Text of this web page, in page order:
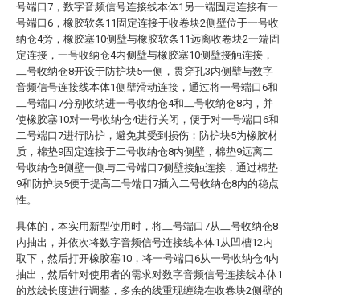
号端口7，数字音频信号连接线本体1另一端固定连接有一
号端口6，橡胶软条11固定连接于收卷块2侧壁位于一号收
纳仓4旁，橡胶塞10侧壁与橡胶软条11远离收卷块2一端固
定连接，一号收纳仓4内侧壁与橡胶塞10侧壁接触连接，
二号收纳仓8开设于防护块5一侧，贯穿孔3内侧壁与数字
音频信号连接线本体1侧壁滑动连接，通过将一号端口6和
二号端口7分别收纳进一号收纳仓4和二号收纳仓8内，并
使橡胶塞10对一号收纳仓4进行关闭，便于对一号端口6和
二号端口7进行防护，避免其受到损伤；防护块5为橡胶材
质，棉垫9固定连接于二号收纳仓8内侧壁，棉垫9远离二
号收纳仓8侧壁一侧与二号端口7侧壁接触连接，通过棉垫
9和防护块5便于提高二号端口7插入二号收纳仓8内的稳点
性。
具体的，本实用新型使用时，将二号端口7从二号收纳仓8
内抽出，并依次将数字音频信号连接线本体1从凹槽12内
取下，然后打开橡胶塞10，将一号端口6从一号收纳仓4内
抽出，然后针对使用者的需求对数字音频信号连接线本体1
的放线长度进行调整，多余的线重现缠绕在收卷块2侧壁的